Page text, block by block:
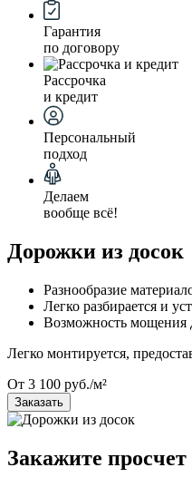
Гарантия
по договору
Рассрочка
и кредит
Персональный
подход
Делаем
вообще всё!
Дорожки из досок
Разнообразие
Легко разбирается и
Возможность мощения
Легко монтируется,
От 3 100 руб./м²
Заказать
Закажите